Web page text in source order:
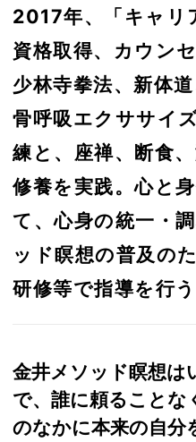
2017年、「キャリ
資格取得、カウン
少林寺拳法、新体
骨呼吸エクササイ
練と、座禅、断食
修養を実践。心と
て、心身の統一・
ッド瞑想の普及の
研修等で指導を行う
金井メソッド瞑想は
で、誰に頼ることな
のなかに本来の自分